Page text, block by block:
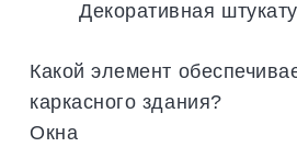
Декоративная
Какой элемент
каркасного здания?
Окна